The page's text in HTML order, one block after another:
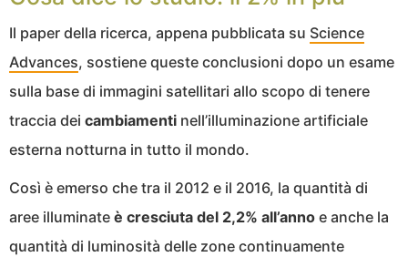
Il paper della ricerca, appena pubblicata su Science
Advances, sostiene queste conclusioni dopo un esame
sulla base di immagini satellitari allo scopo di tenere
traccia dei cambiamenti nell’illuminazione artificiale
esterna notturna in tutto il mondo.
Così è emerso che tra il 2012 e il 2016, la quantità di
aree illuminate è cresciuta del 2,2% all’anno e anche la
quantità di luminosità delle zone continuamente